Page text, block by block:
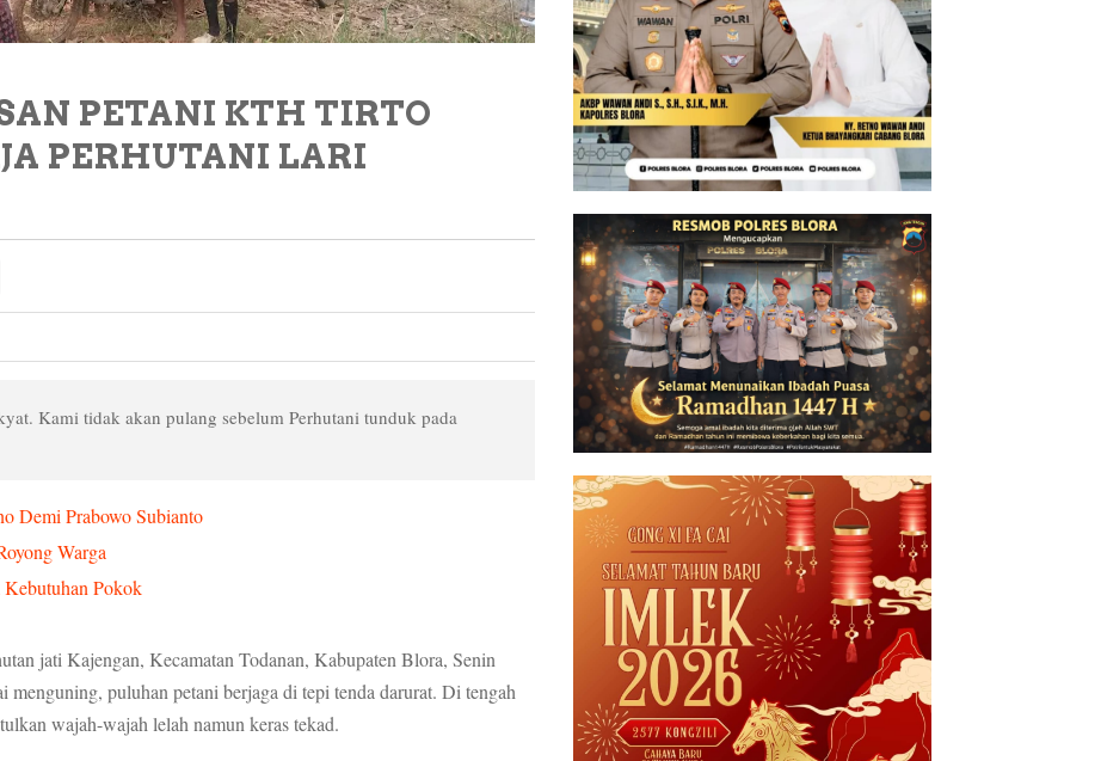
PETANI KTH TIRTO
PERHUTANI LARI
i
Kami tidak akan pulang sebelum Perhutani tunduk pada
Demi Prabowo Subianto
Warga
Pokok
jati Kajengan, Kecamatan Todanan, Kabupaten Blora, Senin
puluhan petani berjaga di tepi tenda darurat. Di tengah
wajah-wajah lelah namun keras tekad.